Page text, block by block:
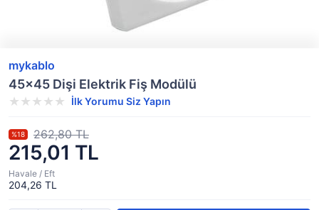
mykablo
45x45 Dişi Elektrik Fiş Modülü
İlk Yorumu Siz Yapın
215,01 TL
%18 262,80 TL
Havale / Eft
204,26 TL